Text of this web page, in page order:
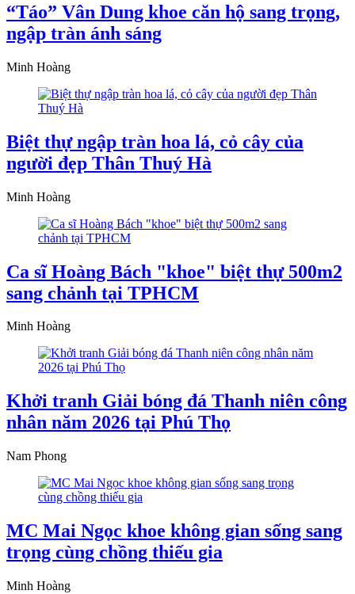
“Táo” Vân Dung khoe căn hộ sang trọng,
ngập tràn ánh sáng
Minh Hoàng
Biệt thự ngập tràn hoa lá, cỏ cây của
người đẹp Thân Thuý Hà
Minh Hoàng
Ca sĩ Hoàng Bách "khoe" biệt thự 500m2
sang chảnh tại TPHCM
Minh Hoàng
Khởi tranh Giải bóng đá Thanh niên công
nhân năm 2026 tại Phú Thọ
Nam Phong
MC Mai Ngọc khoe không gian sống sang
trọng cùng chồng thiếu gia
Minh Hoàng